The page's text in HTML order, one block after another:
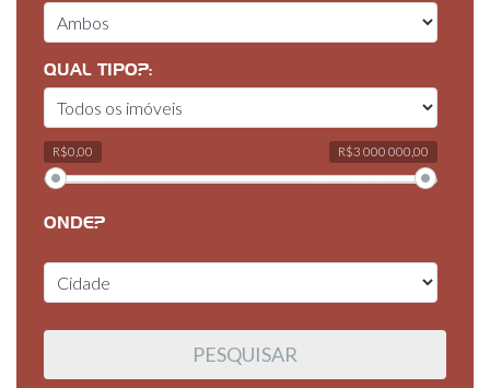
QUAL TIPO?:
R$0,00 R$3 000 000,00
ONDE?